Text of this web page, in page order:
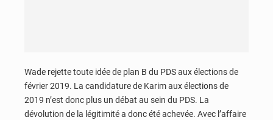
Wade rejette toute idée de plan B du PDS aux élections de
février 2019. La candidature de Karim aux élections de
2019 n’est donc plus un débat au sein du PDS. La
dévolution de la légitimité a donc été achevée. Avec l’affaire